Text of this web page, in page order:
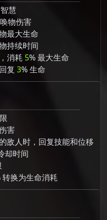
慧
物伤害
最大生命
持续时间
消耗 5% 最大生命
复 3% 生命
害
敌人时，回复技能和位移
却时间
转换为生命消耗